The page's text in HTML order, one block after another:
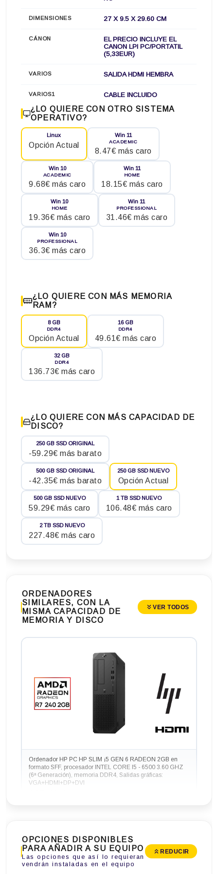
DIMENSIONES 27 X 9.5 X 29.60 CM
CÁNON
EL PRECIO INCLUYE EL
CANON LPI PC/PORTATIL
(5,33EUR)
VARIOS SALIDA HDMI HEMBRA
VARIOS1 CABLE INCLUIDO
¿LO QUIERE CON OTRO SISTEMA
OPERATIVO?
Linux
Opción Actual
Win 11
ACADEMIC
8.47€ más caro
Win 10
ACADEMIC
9.68€ más caro
Win 11
HOME
18.15€ más caro
Win 10
HOME
19.36€ más caro
Win 11
PROFESSIONAL
31.46€ más caro
Win 10
PROFESSIONAL
36.3€ más caro
¿LO QUIERE CON MÁS MEMORIA
RAM?
8 GB
DDR4
Opción Actual
16 GB
DDR4
49.61€ más caro
32 GB
DDR4
136.73€ más caro
¿LO QUIERE CON MÁS CAPACIDAD DE
DISCO?
250 GB SSD ORIGINAL
-59.29€ más barato
500 GB SSD ORIGINAL
-42.35€ más barato
250 GB SSD NUEVO
Opción Actual
500 GB SSD NUEVO
59.29€ más caro
1 TB SSD NUEVO
106.48€ más caro
2 TB SSD NUEVO
227.48€ más caro
ORDENADORES
SIMILARES, CON LA
MISMA CAPACIDAD DE
MEMORIA Y DISCO
VER TODOS
Ordenador HP PC HP SLIM ¡5 GEN 6 RADEON 2GB en
formato SFF, procesador INTEL CORE I5 - 6500 3.60 GHZ
(6ª Generación), memoria DDR4, Salidas gráficas:
VGA+HDMI+DP+DVI
OPCIONES DISPONIBLES
PARA AÑADIR A SU EQUIPO
Las opciones que así lo requieran
vendrán instaladas en el equipo
REDUCIR